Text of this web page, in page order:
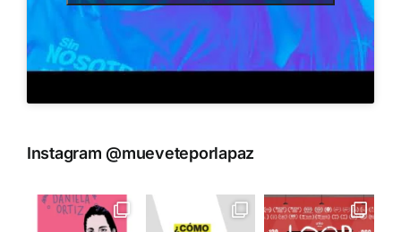
Instagram @mueveteporlapaz